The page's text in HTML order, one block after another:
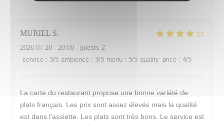
MURIEL S
2026-07-28 - 20:00 - guests 2
service : 3/5 ambience : 3/5 menu : 5/5 quality_price : 4/5
La carte du restaurant propose une bonne variété de
plats français. Les prix sont assez élevés mais la qualité
est dans l’assiette. Les plats sont très bons. Le service est